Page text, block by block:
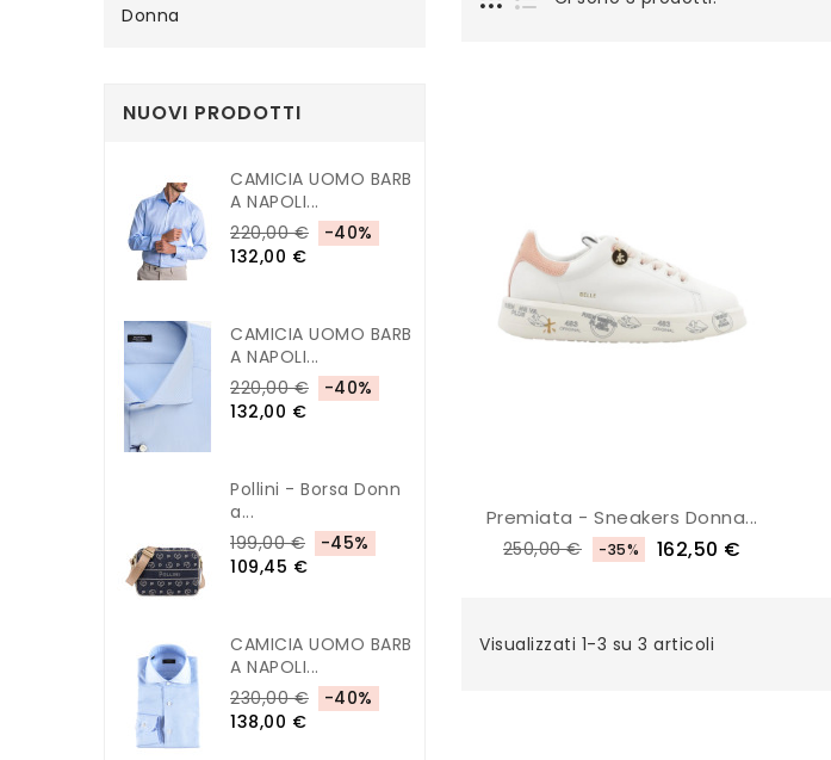
Donna
NUOVI PRODOTTI
CAMICIA UOMO BARB
A NAPOLI...
220,00 €
-40%
132,00 €
CAMICIA UOMO BARB
A NAPOLI...
220,00 €
-40%
132,00 €
Pollini - Borsa Donn
A...
199,00 €
-45%
109,45 €
CAMICIA UOMO BARB
A NAPOLI...
230,00 €
-40%
138,00 €
Premiata - Sneakers Donna...
250,00 € -35% 162,50 €
Visualizzati 1-3 su 3 articoli